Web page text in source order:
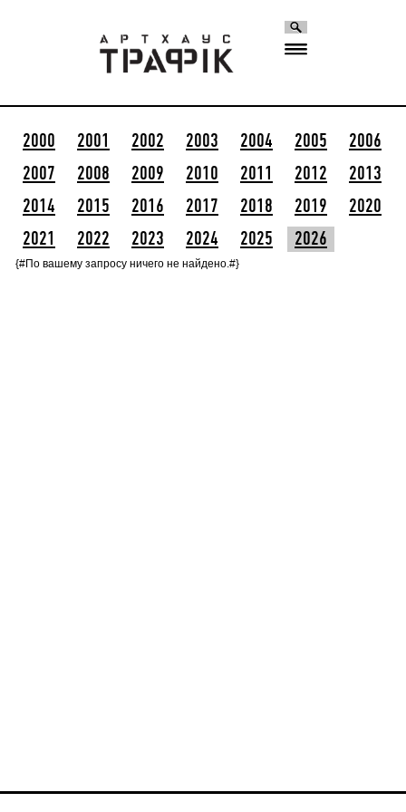
2000 2001 2002 2003 2004 2005
2006
2007
2008 2009 2010 2011 2012
2013
2014
2015 2016 2017 2018 2019
2020
2021
2022 2023 2024 2025 2026
{#По вашему запросу ничего не найдено.#}